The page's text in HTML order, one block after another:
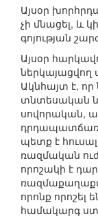
Այսօր
չի մնացել, և
գոյության
Այսօր
ներկայացվող
Ակնհայտ է,
տնտեսական
սովորական,
պետք է
ռազմական
որոշակի է
որոնք
համակարգ